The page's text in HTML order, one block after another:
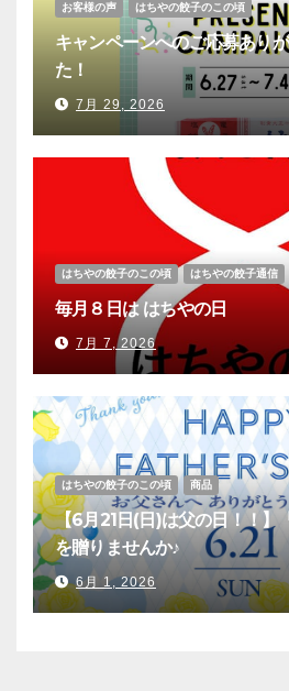
お客様の声 はちやの餃子のこの頃
キャンペーンへのご応募あり
た！
7月 29, 2026
はちやの餃子のこの頃 はちやの餃子通信
毎月８日は はちやの日
7月 7, 2026
はちやの餃子のこの頃 商品
【6月21日(日)は父の日！！】
を贈りませんか♪
6月 1, 2026